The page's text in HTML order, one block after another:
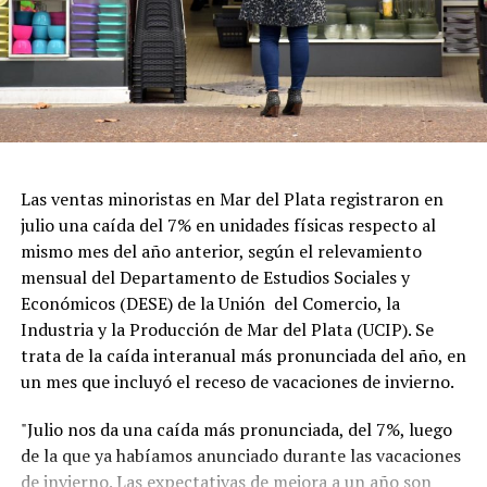
Las ventas minoristas en Mar del Plata registraron en
julio una caída del 7% en unidades físicas respecto al
mismo mes del año anterior, según el relevamiento
mensual del Departamento de Estudios Sociales y
Económicos (DESE) de la Unión del Comercio, la
Industria y la Producción de Mar del Plata (UCIP). Se
trata de la caída interanual más pronunciada del año, en
un mes que incluyó el receso de vacaciones de invierno.
"Julio nos da una caída más pronunciada, del 7%, luego
de la que ya habíamos anunciado durante las vacaciones
de invierno. Las expectativas de mejora a un año son